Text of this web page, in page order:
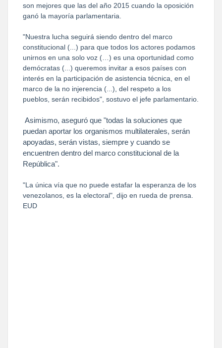
son mejores que las del año 2015 cuando la oposición
ganó la mayoría parlamentaria.
"Nuestra lucha seguirá siendo dentro del marco
constitucional (...) para que todos los actores podamos
unirnos en una solo voz (…) es una oportunidad como
demócratas (...) queremos invitar a esos países con
interés en la participación de asistencia técnica, en el
marco de la no injerencia (...), del respeto a los
pueblos, serán recibidos", sostuvo el jefe parlamentario.
Asimismo, aseguró que "todas la soluciones que
puedan aportar los organismos multilaterales, serán
apoyadas, serán vistas, siempre y cuando se
encuentren dentro del marco constitucional de la
República".
"La única vía que no puede estafar la esperanza de los
venezolanos, es la electoral", dijo en rueda de prensa.
EUD